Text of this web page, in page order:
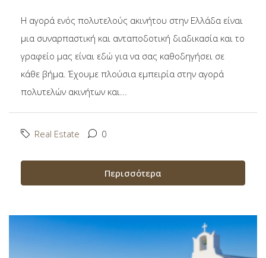
Η αγορά ενός πολυτελούς ακινήτου στην Ελλάδα είναι
μια συναρπαστική και ανταποδοτική διαδικασία και το
γραφείο μας είναι εδώ για να σας καθοδηγήσει σε
κάθε βήμα. Έχουμε πλούσια εμπειρία στην αγορά
πολυτελών ακινήτων και...
Real Estate 0
Περισσότερα